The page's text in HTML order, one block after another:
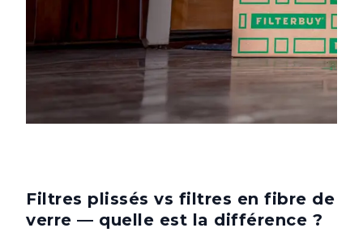
Filtres plissés vs filtres en fibre de
verre — quelle est la différence ?